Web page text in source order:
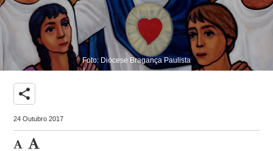
Foto: Diocese Bragança Paulista
share
24 Outubro 2017